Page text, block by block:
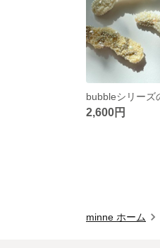
2,600円
minne ホーム